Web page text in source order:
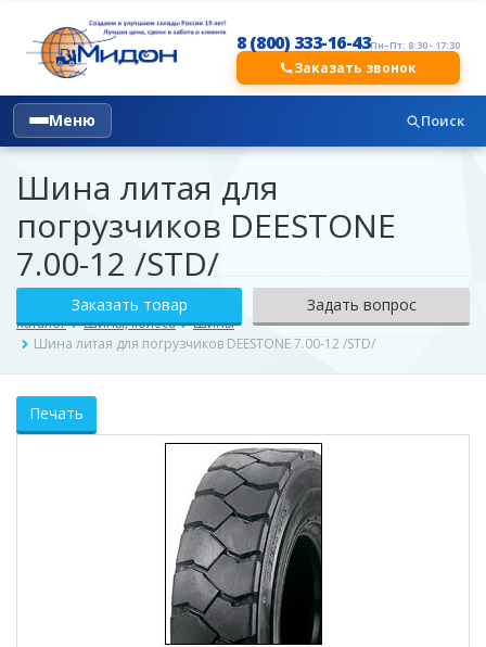
8 (800) 333-16-43Пн–Пт: 8:30 - 17:30
Заказать звонок
Меню Поиск
Шина литая для
погрузчиков DEESTONE
7.00-12 /STD/
Каталог Шины, колёса
Шины
Шина литая для погрузчиков DEESTONE 7.00-12 /STD/
Заказать товар Задать вопрос
Печать